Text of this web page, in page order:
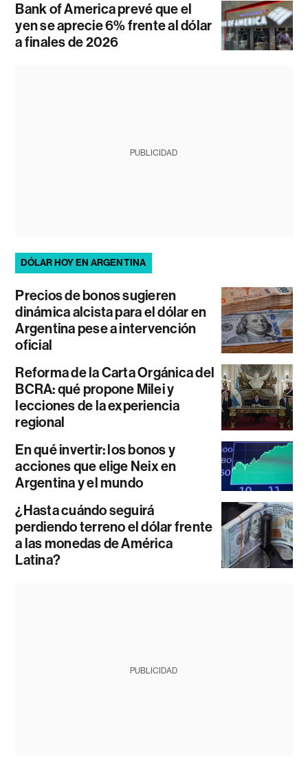
Bank of America prevé que el
yen se aprecie 6% frente al dólar
a finales de 2026
PUBLICIDAD
DÓLAR HOY EN ARGENTINA
Precios de bonos sugieren
dinámica alcista para el dólar en
Argentina pese a intervención
oficial
Reforma de la Carta Orgánica del
BCRA: qué propone Milei y
lecciones de la experiencia
regional
En qué invertir: los bonos y
acciones que elige Neix en
Argentina y el mundo
¿Hasta cuándo seguirá
perdiendo terreno el dólar frente
a las monedas de América
Latina?
PUBLICIDAD